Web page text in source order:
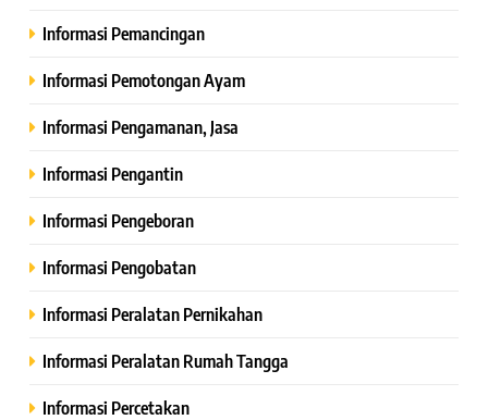
Informasi Pemancingan
Informasi Pemotongan Ayam
Informasi Pengamanan, Jasa
Informasi Pengantin
Informasi Pengeboran
Informasi Pengobatan
Informasi Peralatan Pernikahan
Informasi Peralatan Rumah Tangga
Informasi Percetakan